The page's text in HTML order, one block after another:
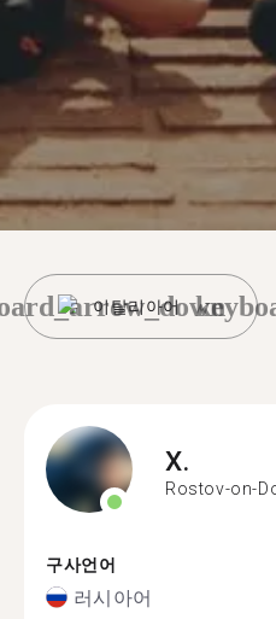
이탈리아어
X.
Rostov-on-
구사언어
러시아어